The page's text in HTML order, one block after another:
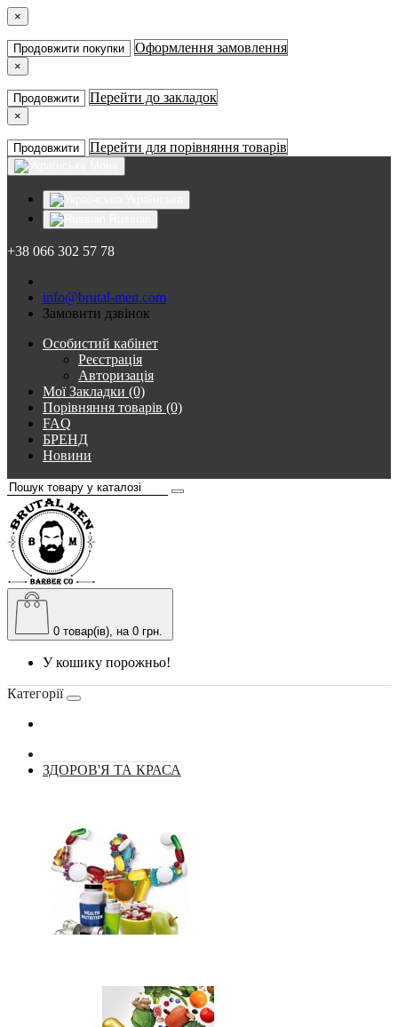
×
Продовжити покупки Оформлення замовлення
×
Продовжити Перейти до закладок
×
Продовжити Перейти для порівняння товарів
+38 066 302 57 78
info@brutal-men.com
Замовити дзвінок
Особистий кабінет
Реєстрація
Авторизація
Мої Закладки (0)
Порівняння товарів (0)
FAQ
БРЕНД
Новини
0 товар(ів), на 0 грн.
У кошику порожньо!
Категорії
ЗДОРОВ'Я ТА КРАСА